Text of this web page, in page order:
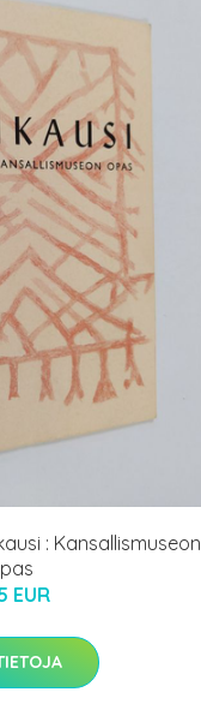
: Kansallismuseon
EUR